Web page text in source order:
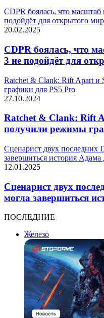
CDPR боялась, что
подойдёт для открытого
20.02.2025
CDPR боялась, что
3 не подойдёт для
Ratchet & Clank: Rift Apart
графики для PS5 Pro
27.10.2024
Ratchet & Clank: Rift
получили режимы
Сценарист двух последних
завершиться история
12.01.2025
Сценарист двух
могла завершиться
ПОСЛЕДНИЕ
Железо